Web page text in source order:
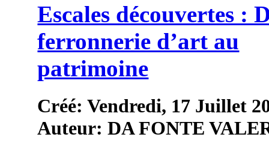
Escales découvertes :
ferronnerie d’art au
patrimoine
Créé: Vendredi, 17 Juillet
Auteur: DA FONTE